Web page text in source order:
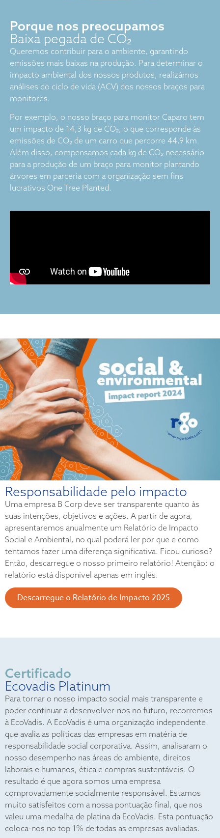
Porque nos preocupamos
Baixa pegada de CO₂
Queremos contribuir para o ambiente, garantindo
emissões mais baixas na produção. Para determinar o
impacto ambiental dos nossos produtos, realizámos
análises do ciclo de vida (ACV) dos nossos braços para
monitores.
Por exemplo, o nosso braço para monitor Caparo tem
um impacto de 14,3 kg de CO₂, o que corresponde às
emissões de CO₂ de um carro que percorre 44,9 km.
Além disso, compensamos cada kg de CO₂ necessário
para a produção de um braço para monitor plantando
árvores em parceria com a organização sem fins
lucrativos One Tree Planted.
Responsabilidade pelo impacto
Uma empresa B Corp deve ser transparente quanto às
suas intenções, objetivos e ações. A partir de agora,
apresentaremos anualmente um Relatório de Impacto
Social e Ambiental, no qual poderá ler por que e como
tentamos fazer uma diferença significativa. Ficou curioso?
Então, descarregue o nosso primeiro relatório! Atenção: o
relatório está disponível apenas em inglês.
Descarregue o Relatório de Impacto 2025
Certificado
Ecovadis Platinum
Para tornar o nosso impacto social mais transparente e
poder continuar a desenvolver-nos no futuro, recorremos
à EcoVadis. A EcoVadis é uma organização independente
que avalia as políticas das empresas em matéria de
responsabilidade social corporativa. Assim, analisaram o
nosso desempenho nas áreas do ambiente, direitos
laborais e humanos, ética e compras sustentáveis. O
resultado é que agora somos uma empresa
comprovadamente socialmente responsável. Estamos
muito satisfeitos com a nossa pontuação final, que nos
valeu uma medalha de platina da EcoVadis. Esta pontuação
coloca-nos no top 1% de todas as empresas avaliadas.